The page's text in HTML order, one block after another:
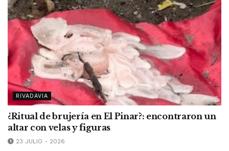
RIVADAVIA
¿Ritual de brujería en El Pinar?: encontraron un
altar con velas y figuras
23 JULIO - 2026